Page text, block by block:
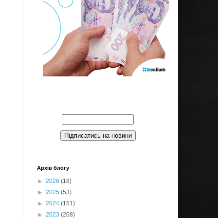
Архів блогу
► 2026 (18)
► 2025 (53)
► 2024 (151)
► 2023 (208)